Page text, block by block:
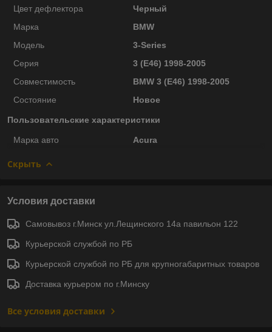
Цвет дефлектора
Черный
Марка
BMW
Модель
3-Series
Серия
3 (E46) 1998-2005
Совместимость
BMW 3 (E46) 1998-2005
Состояние
Новое
Пользовательские характеристики
Марка авто Acura
Скрыть
Условия доставки
Самовывоз г.Минск ул.Лещинского 14а павильон 122
Курьерской службой по РБ
Курьерской службой по РБ для крупногабаритных товаров
Доставка курьером по г.Минску
Все условия доставки